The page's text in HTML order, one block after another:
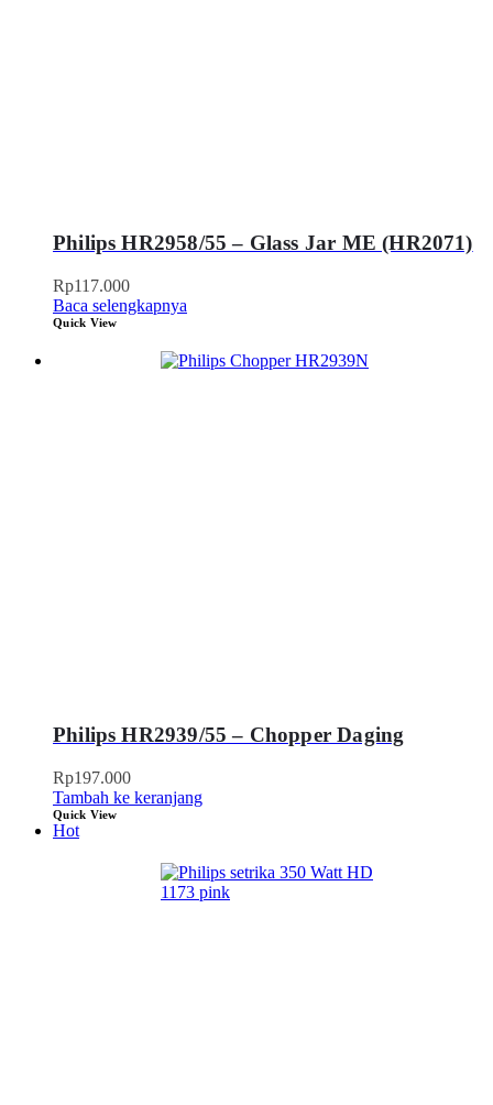
Philips HR2958/55 – Glass Jar ME (HR2071)
Rp117.000
Baca selengkapnya
Quick View
Philips HR2939/55 – Chopper Daging
Rp197.000
Tambah ke keranjang
Quick View
Hot